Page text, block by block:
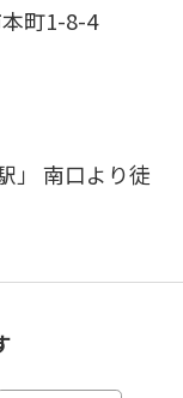
町1-8-4
」 南口より徒